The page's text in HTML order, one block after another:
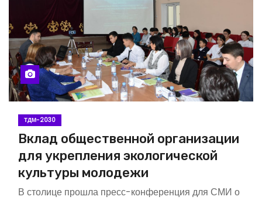
ТДМ-2030
Вклад общественной организации
для укрепления экологической
культуры молодежи
В столице прошла пресс-конференция для СМИ о